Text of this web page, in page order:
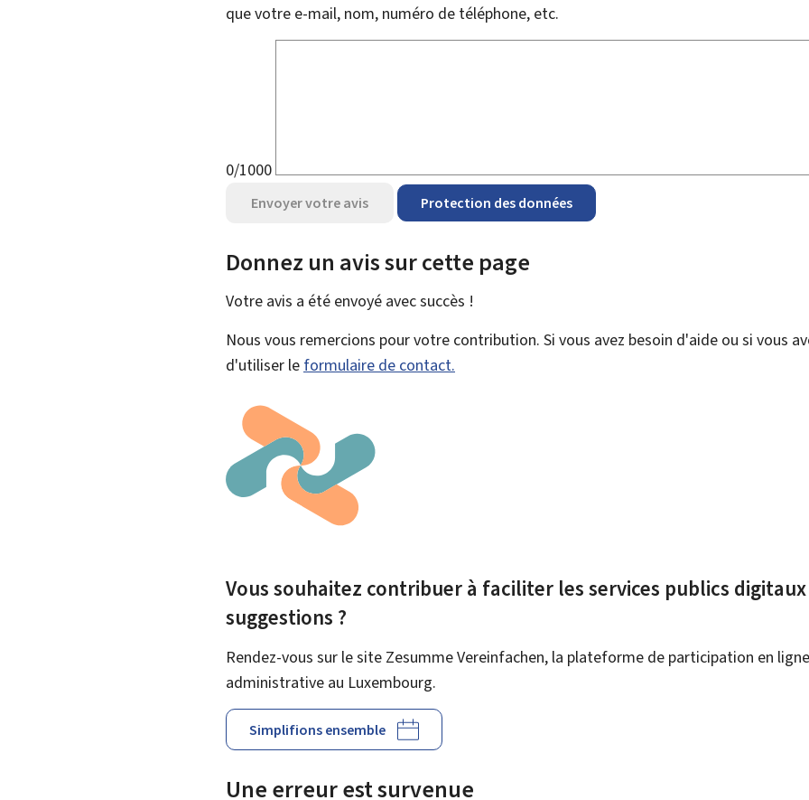
que votre e-mail, nom, numéro de téléphone, etc.
0/1000
Envoyer votre avis Protection des données
Donnez un avis sur cette page
Votre avis a été envoyé avecsuccès !
Nous vous remercions pour votre contribution. Si vous avez besoin d'aide ou si vous
d'utiliser le formulaire de contact.
Vous souhaitez contribuer à faciliter les services publics
suggestions ?
Rendez-vous sur le site Zesumme Vereinfachen, la plateforme de participation en
administrative au Luxembourg.
Simplifions ensemble
Une erreur est survenue